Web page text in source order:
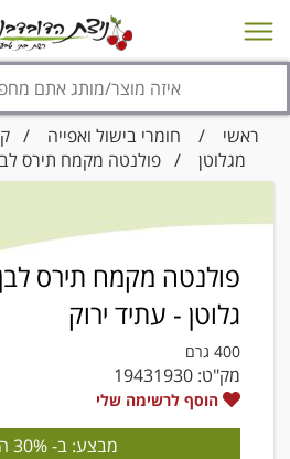
מבצעים סניפים צור קשר/
ראשי / חומרי בישול ואפייה /
מגלוטן / פולנטה מקמח תירס לבן
פולנטה מקמח תירס
גלוטן - עתיד ירוק
400 גרם
מק"ט: 19431930
הוסף לרשימה שלי
מבצע: ב- 30% הנחה